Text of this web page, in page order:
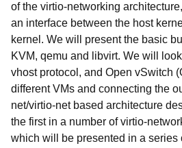
of the virtio-networking
an interface between the host
kernel. We will present the basic
KVM, qemu and libvirt. We will
vhost protocol, and Open vSwitch
different VMs and connecting the
net/virtio-net based architecture
the first in a number of virtio-
which will be presented in a series